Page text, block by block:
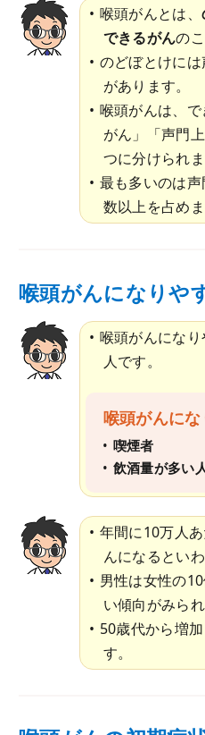
喉頭がんとは、
できるがんの
のどぼとけに
があります。
喉頭がんは、
がん」「声門
つに分けられま
最も多いのは
数以上を占めま
喉頭がんになりや
喉頭がんにな
人です。
喉頭がんに
喫煙者
飲酒量が多い
年間に10万人
んになるとい
男性は女性の
い傾向がみられ
50歳代から増
す。